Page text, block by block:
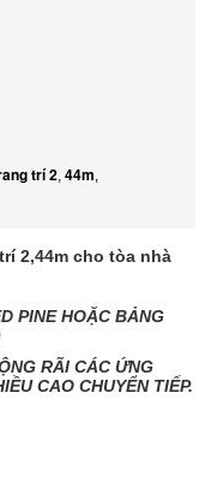
trí 2, 44m,
2,44m cho tòa nhà
PINE HOẶC BẢNG
RÃI CÁC ỨNG
CAO CHUYỂN TIẾP.